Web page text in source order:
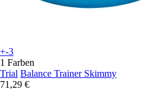
+-3
1 Farben
Trial Balance Trainer Skimmy
71,29 €